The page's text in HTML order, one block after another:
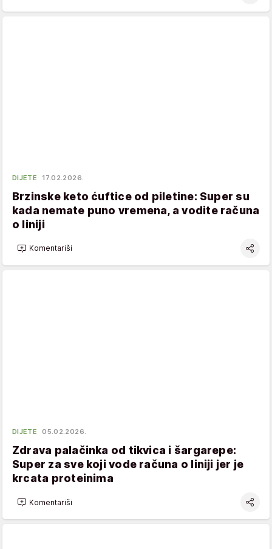
DIJETE 17.02.2026.
Brzinske keto ćuftice od piletine: Super su
kada nemate puno vremena, a vodite računa
o liniji
Komentariši
DIJETE 05.02.2026.
Zdrava palačinka od tikvica i šargarepe:
Super za sve koji vode računa o liniji jer je
krcata proteinima
Komentariši